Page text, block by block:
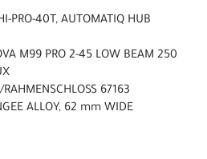
PRO-40T, AUTOMATIQ HUB
M99 PRO 2-45 LOW BEAM 250
67163
ALLOY, 62 mm WIDE